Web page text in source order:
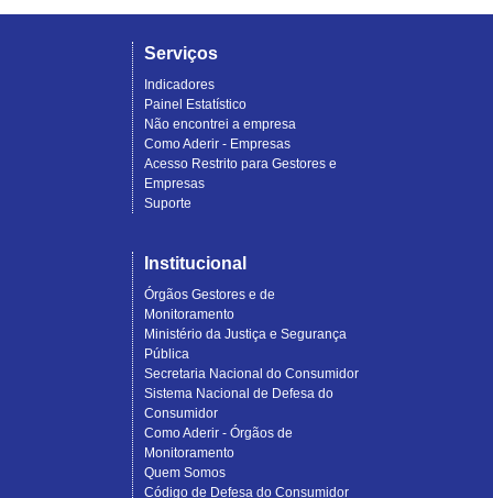
Serviços
Indicadores
Painel Estatístico
Não encontrei a empresa
Como Aderir - Empresas
Acesso Restrito para Gestores e
Empresas
Suporte
Institucional
Órgãos Gestores e de
Monitoramento
Ministério da Justiça e Segurança
Pública
Secretaria Nacional do Consumidor
Sistema Nacional de Defesa do
Consumidor
Como Aderir - Órgãos de
Monitoramento
Quem Somos
Código de Defesa do Consumidor